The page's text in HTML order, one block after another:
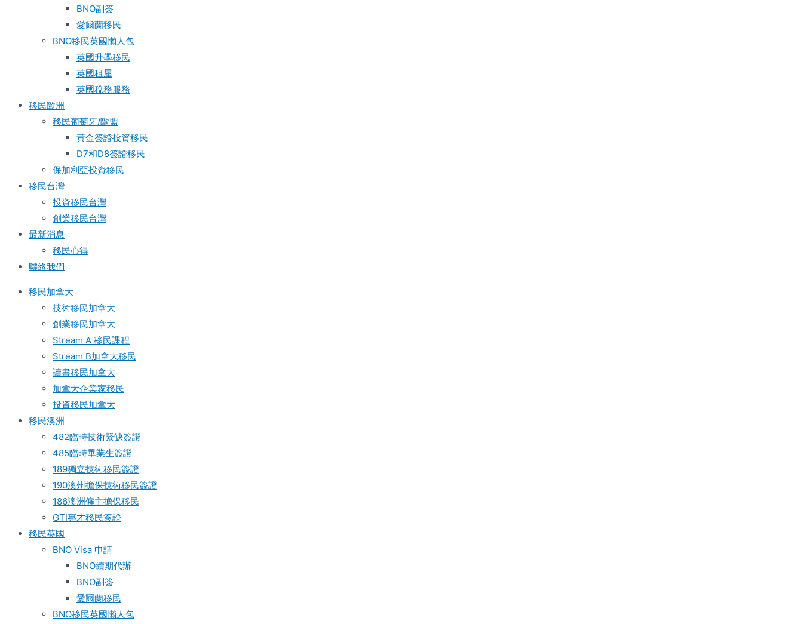
BNO副簽
愛爾蘭移民
BNO移民英國懶人包
英國升學移民
英國租屋
英國稅務服務​
移民歐洲
移民葡萄牙/歐盟
黃金簽證投資移民
D7和D8簽證移民
保加利亞投資移民
移民台灣
投資移民台灣
創業移民台灣
最新消息
移民心得
聯絡我們
移民加拿大
技術移民加拿大
創業移民加拿大
Stream A 移民課程
Stream B加拿大移民
讀書移民加拿大
加拿大企業家移民
投資移民加拿大
移民澳洲
482臨時技術緊缺簽證
485臨時畢業生簽證
189獨立技術移民簽證
190澳州擔保技術移民簽證
186澳洲僱主擔保移民
GTI專才移民簽證
移民英國
BNO Visa 申請
BNO續期代辦
BNO副簽
愛爾蘭移民
BNO移民英國懶人包